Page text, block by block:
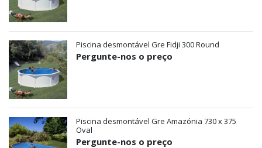
Piscina desmontável Gre Fidji 300 Round
Pergunte-nos o preço
Piscina desmontável Gre Amazónia 730 x 375
Oval
Pergunte-nos o preço